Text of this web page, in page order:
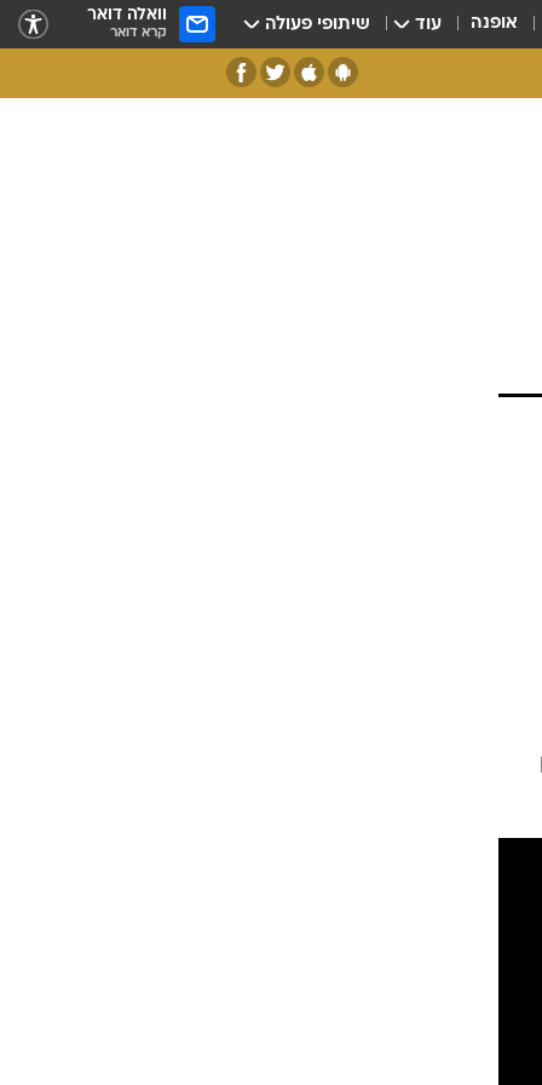
אופנה עוד שיתופי פעולה וואלה דואר
קרא דואר